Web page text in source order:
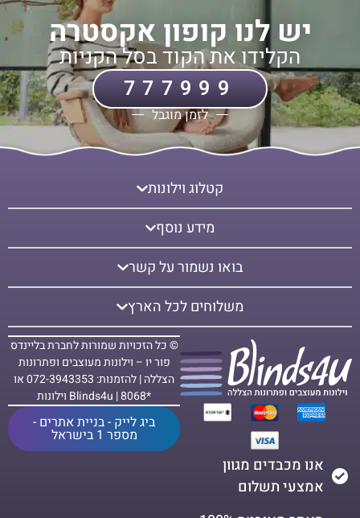
יש לנו קופון אקסטרה
הקלידו את הקוד בסל הקניות
777999
לזמן מוגבל
אנו מכבדים מגוון
אמצעי תשלום
© כל הזכויות שמורות לחברת בליינדס
פור יו – וילונות מעוצבים ופתרונות
הצללה | להזמנות: 072-3943353 או
*8068 | Blinds4u וילונות
ביג לייק - בניית אתרים -
מספר 1 בישראל
קטלוג וילונות
מידע נוסף
בואו נשמור על קשר
משלוחים לכל הארץ